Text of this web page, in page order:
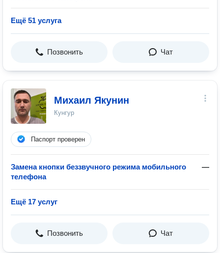
Ещё 51 услуга
Позвонить Чат
Михаил Якунин
Кунгур
Паспорт проверен
Замена кнопки беззвучного режима мобильного
телефона
—
Ещё 17 услуг
Позвонить Чат